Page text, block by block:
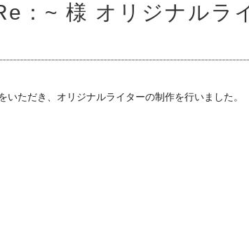
：~ 様 オリジナルラ
ただき、オリジナルライターの制作を行いました。